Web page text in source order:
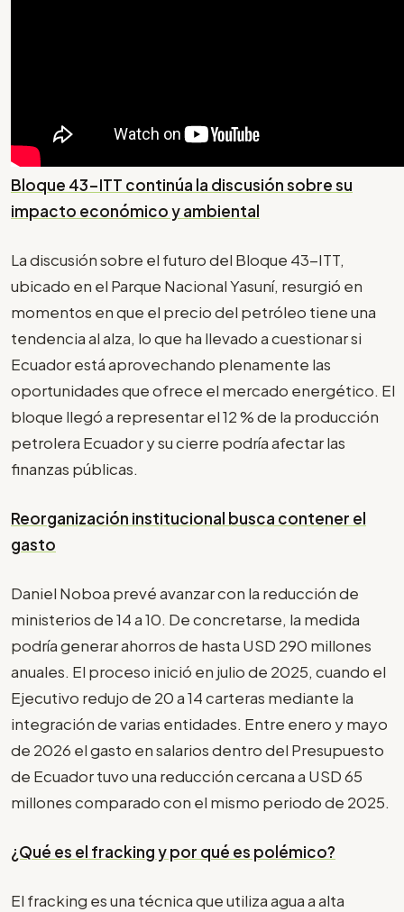
Bloque 43-ITT continúa la discusión sobre su
impacto económico y ambiental
La discusión sobre el futuro del Bloque 43-ITT,
ubicado en el Parque Nacional Yasuní, resurgió en
momentos en que el precio del petróleo tiene una
tendencia al alza, lo que ha llevado a cuestionar si
Ecuador está aprovechando plenamente las
oportunidades que ofrece el mercado energético. El
bloque llegó a representar el 12 % de la producción
petrolera Ecuador y su cierre podría afectar las
finanzas públicas.
Reorganización institucional busca contener el
gasto
Daniel Noboa prevé avanzar con la reducción de
ministerios de 14 a 10. De concretarse, la medida
podría generar ahorros de hasta USD 290 millones
anuales. El proceso inició en julio de 2025, cuando el
Ejecutivo redujo de 20 a 14 carteras mediante la
integración de varias entidades. Entre enero y mayo
de 2026 el gasto en salarios dentro del Presupuesto
de Ecuador tuvo una reducción cercana a USD 65
millones comparado con el mismo periodo de 2025.
¿Qué es el fracking y por qué es polémico?
El fracking es una técnica que utiliza agua a alta